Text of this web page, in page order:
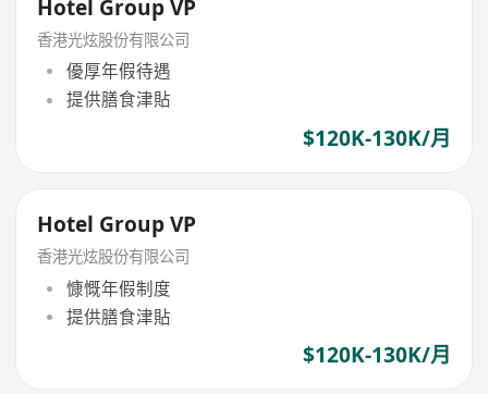
Hotel Group VP
香港光炫股份有限公司
優厚年假待遇
提供膳食津貼
$120K-130K/月
Hotel Group VP
香港光炫股份有限公司
慷慨年假制度
提供膳食津貼
$120K-130K/月